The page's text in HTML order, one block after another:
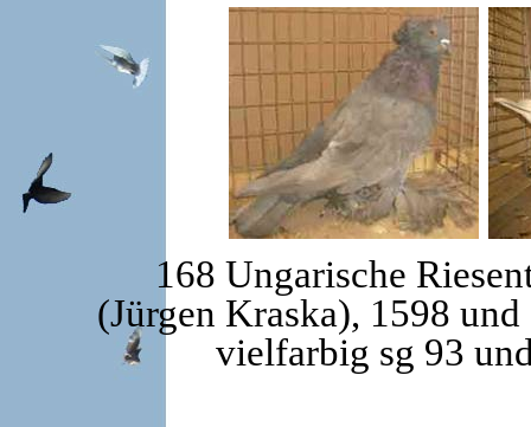
168 Ungarische
(Jürgen Kraska), 1598
vielfarbig sg 93